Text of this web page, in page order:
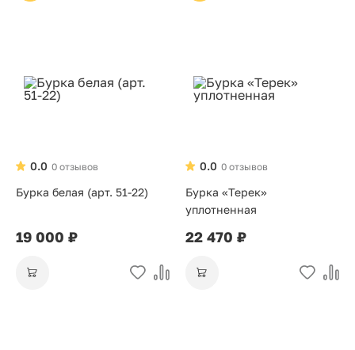
0 отзывов
0.0
Бурка белая (арт. 51-22)
19 000 ₽
0 отзывов
0.0
Бурка «Терек»
уплотненная
22 470 ₽